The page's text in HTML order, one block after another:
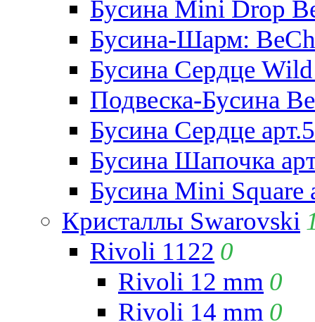
Бусина Mini Drop
Бусина-Шарм:
Бусина Сердце
Подвеска-Бусина
Бусина Сердце
Бусина Шапочка
Бусина Mini Square
Кристаллы Swarovski
Rivoli 1122 0
Rivoli 12 mm 0
Rivoli 14 mm 0